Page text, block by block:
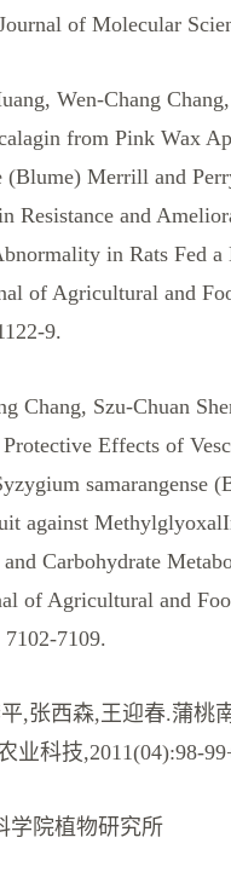
of Molecular
Wen-Chang
from Pink Wax
(Blume) Merrill and
Resistance and
in Rats Fed a
of Agricultural and
9.
Chang, Szu-Chuan
Effects of
samarangense
against
Carbohydrate
of Agricultural and
7109.
,张西森,王迎春.蒲桃
业科技,2011(04):98-
学院植物研究所